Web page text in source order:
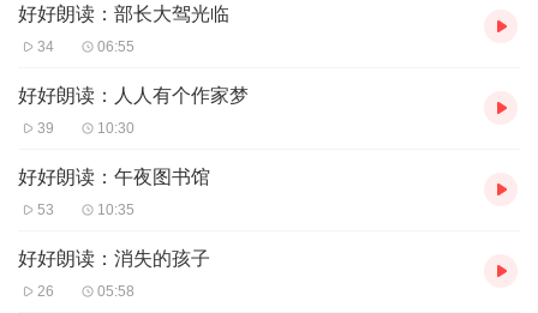
好好朗读：部长大驾光临
34 06:55
好好朗读：人人有个作家梦
39 10:30
好好朗读：午夜图书馆
53 10:35
好好朗读：消失的孩子
26 05:58